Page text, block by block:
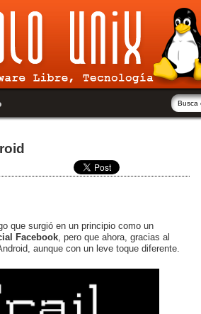
que surgió en un principio como un
Facebook , pero que ahora, gracias al
aunque con un leve toque diferente.